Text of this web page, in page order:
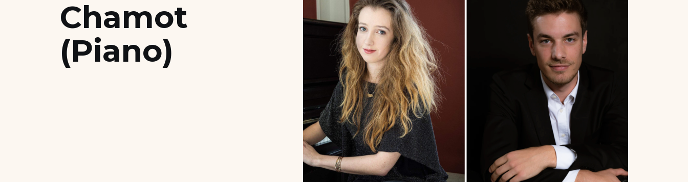
Nous soutenir
Candidater
Chamot
(Piano)